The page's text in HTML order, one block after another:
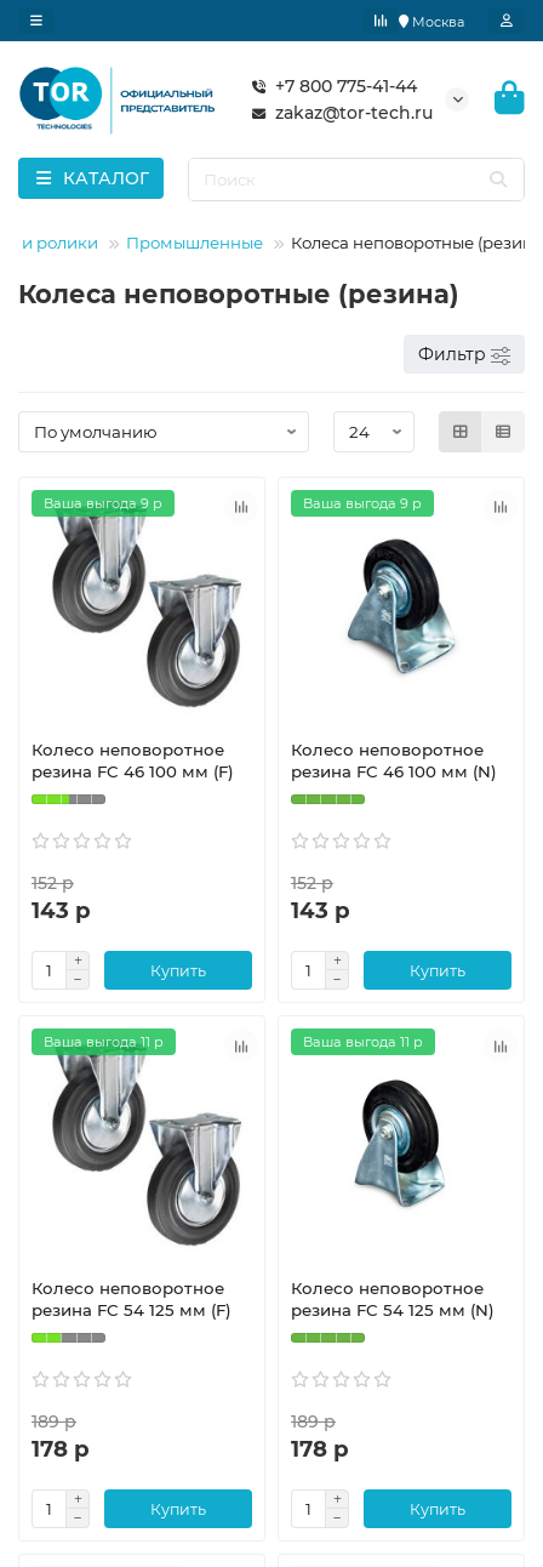
Москва
+7 800 775-41-44
zakaz@tor-tech.ru
КАТАЛОГ
и ролики Промышленные Колеса неповоротные
Колеса неповоротные (резина)
Фильтр
Ваша выгода 9 р
Колесо неповоротное
резина FC 46 100 мм (F)
152 р
143 р
Купить
Ваша выгода 9 р
Колесо неповоротное
резина FC 46 100 мм (N)
152 р
143 р
Купить
Ваша выгода 11 р
Колесо неповоротное
резина FC 54 125 мм (F)
189 р
178 р
Купить
Ваша выгода 11 р
Колесо неповоротное
резина FC 54 125 мм (N)
189 р
178 р
Купить